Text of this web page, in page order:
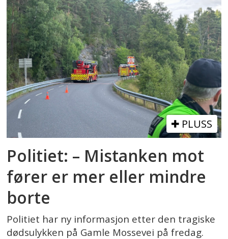
PLUSS
Politiet: – Mistanken mot
fører er mer eller mindre
borte
Politiet har ny informasjon etter den tragiske
dødsulykken på Gamle Mossevei på fredag.